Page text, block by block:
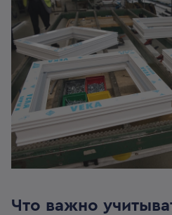
Что важно